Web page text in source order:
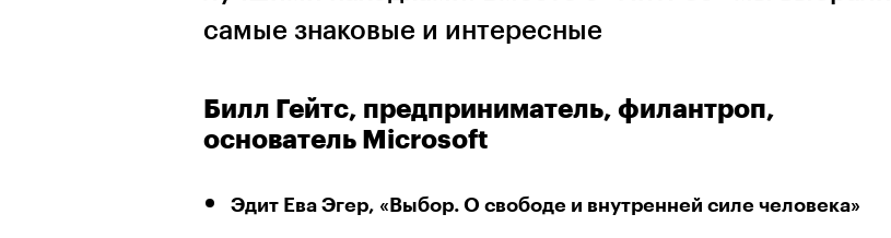
самые знаковые и интересные
Билл Гейтс, предприниматель, филантроп,
основатель Microsoft
Эдит Ева Эгер, «Выбор. О свободе и внутренней силе человека»